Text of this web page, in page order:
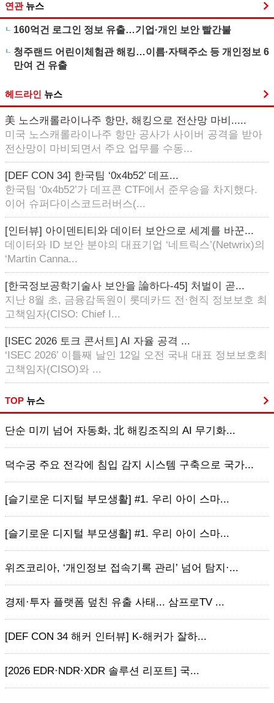
연관 뉴스
160억건 로그인 정보 유출…기업·개인 보안 빨간불
청주랜드 어린이체험관 해킹…이름·자택주소 등 개인정보 6
만여 건 유출
헤드라인 뉴스
美 노스캐롤라이나주 항만, 해킹으로 전산망 마비.....
미국 노스캐롤라이나주 항만 공사가 사이버 공격을 받아
전산망이 마비되면서 주요 업무를 수동...
[DEF CON 34] 한국팀 ‘0x4b52’ 데프...
한국팀 ‘0x4b52’가 데프콘 CTF에서 준우승을 차지했다.
이어 슈퍼다이스코드러버스(...
[인터뷰] 아이덴티티와 데이터 보안으로 세계를 바꾼...
데이터와 ID 보안 분야의 대표기업 ‘네트릭스’(Netwrix)의
‘Martin Canna...
[한국정보공학기술사 보안을 論하다-45] 처벌이 곧...
지난 8월 초, 금융감독원이 롯데카드 전·현직 정보보호 최
고책임자(CISO: Chief I...
[ISEC 2026 토크 콘서트] AI 자율 공격 ...
‘ISEC 2026’ 이틀째 날인 12일 오전 국내 대표 정보보호최
고책임자(CISO)와 ...
TOP 뉴스
단순 미끼 넘어 자동화, 北 해킹조직의 AI 무기화...
덕수궁 주요 전각에 침입 감지 시스템 구축으로 국가...
[슬기로운 디지털 부모생활] #1. 우리 아이 스마...
[슬기로운 디지털 부모생활] #1. 우리 아이 스마...
위즈코리아, ‘개인정보 접속기록 관리’ 넘어 탐지·...
경제·투자 플랫폼 덮친 유출 사태... 삼프로TV ...
[DEF CON 34 해커 인터뷰] K-해커가 잘하...
[2026 EDR·NDR·XDR 솔루션 리포트] 국...